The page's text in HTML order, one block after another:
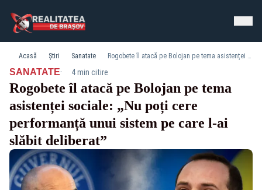
Acasă Știri Sanatate Rogobete îl atacă pe Bolojan pe tema asistenței sociale: „Nu poți cere performanță unui sistem pe care l-ai slăbit deliberat”
SANATATE· 4 min citire
Rogobete îl atacă pe Bolojan pe tema
asistenței sociale: „Nu poți cere
performanță unui sistem pe care l-ai
slăbit deliberat”